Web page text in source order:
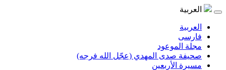
المهدي (عجّل الله فرجه)